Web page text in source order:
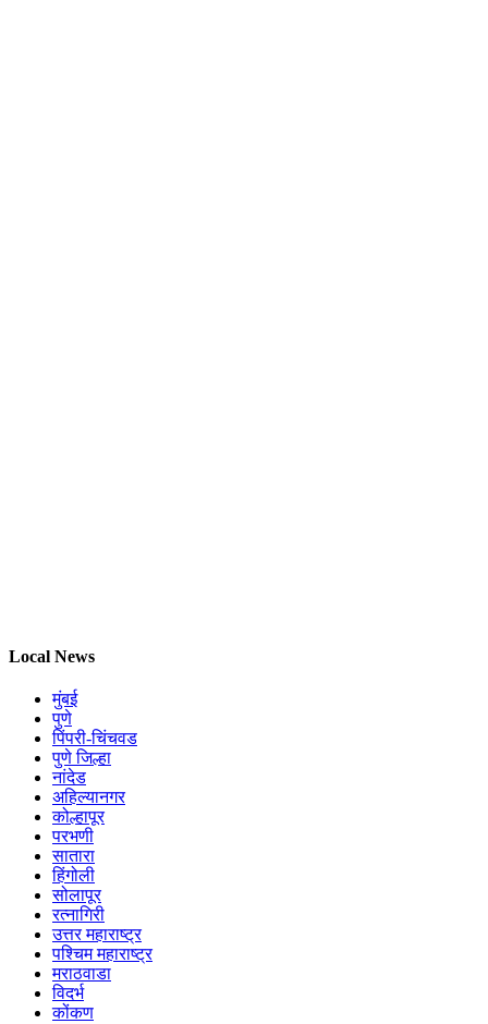
Local News
मुंबई
पुणे
पिंपरी-चिंचवड
पुणे जिल्हा
नांदेड
अहिल्यानगर
कोल्हापूर
परभणी
सातारा
हिंगोली
सोलापूर
रत्नागिरी
उत्तर महाराष्ट्र
पश्चिम महाराष्ट्र
मराठवाडा
विदर्भ
कोंकण